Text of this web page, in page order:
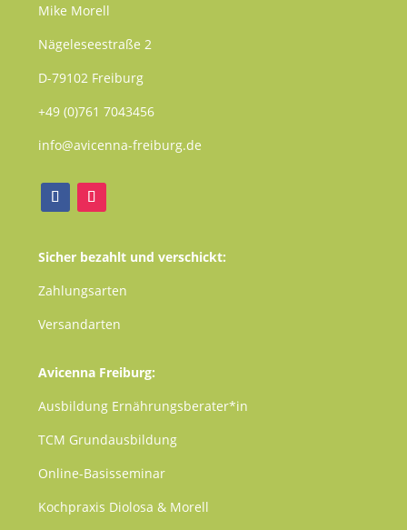
Mike Morell
Nägeleseestraße 2
D-79102 Freiburg
+49 (0)761 7043456
info@avicenna-freiburg.de
Sicher bezahlt und verschickt:
Zahlungsarten
Versandarten
Avicenna Freiburg:
Ausbildung Ernährungsberater*in
TCM Grundausbildung
Online-Basisseminar
Kochpraxis Diolosa & Morell